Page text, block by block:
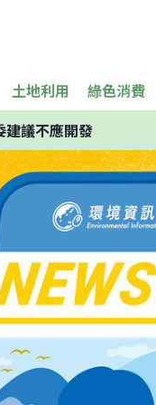
土地利用 綠色消費
建議不應開發